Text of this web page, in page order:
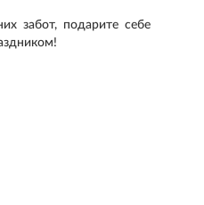
забот, подарите себе